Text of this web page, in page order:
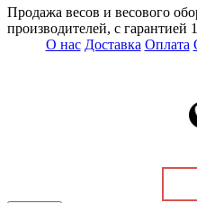
Продажа весов и весового
производителей, с гарантией
О нас Доставка Оплата